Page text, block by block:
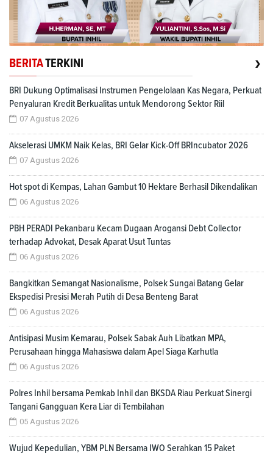
BERITATERKINI ›
BRI Dukung Optimalisasi Instrumen Pengelolaan Kas Negara, Perkuat
Penyaluran Kredit Berkualitas untuk Mendorong Sektor Riil
07 Agustus 2026
Akselerasi UMKM Naik Kelas, BRI Gelar Kick-Off BRIncubator 2026
07 Agustus 2026
Hot spot di Kempas, Lahan Gambut 10 Hektare Berhasil Dikendalikan
06 Agustus 2026
PBH PERADI Pekanbaru Kecam Dugaan Arogansi Debt Collector
terhadap Advokat, Desak Aparat Usut Tuntas
06 Agustus 2026
Bangkitkan Semangat Nasionalisme, Polsek Sungai Batang Gelar
Ekspedisi Presisi Merah Putih di Desa Benteng Barat
06 Agustus 2026
Antisipasi Musim Kemarau, Polsek Sabak Auh Libatkan MPA,
Perusahaan hingga Mahasiswa dalam Apel Siaga Karhutla
06 Agustus 2026
Polres Inhil bersama Pemkab Inhil dan BKSDA Riau Perkuat Sinergi
Tangani Gangguan Kera Liar di Tembilahan
05 Agustus 2026
Wujud Kepedulian, YBM PLN Bersama IWO Serahkan 15 Paket